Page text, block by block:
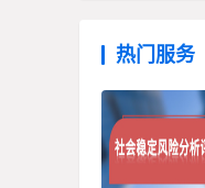
热门服务